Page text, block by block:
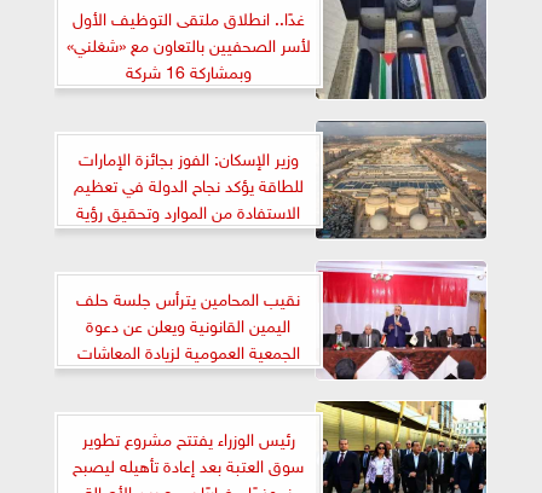
غدًا.. انطلاق ملتقى التوظيف الأول
لأسر الصحفيين بالتعاون مع «شغلني»
وبمشاركة 16 شركة
وزير الإسكان: الفوز بجائزة الإمارات
للطاقة يؤكد نجاح الدولة في تعظيم
الاستفادة من الموارد وتحقيق رؤية
مصر 2030
نقيب المحامين يترأس جلسة حلف
اليمين القانونية ويعلن عن دعوة
الجمعية العمومية لزيادة المعاشات
رئيس الوزراء يفتتح مشروع تطوير
سوق العتبة بعد إعادة تأهيله ليصبح